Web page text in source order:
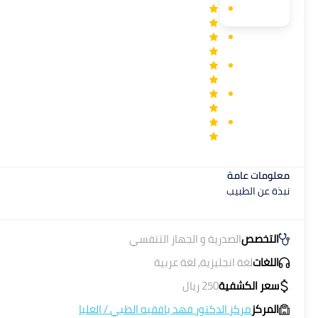
معلومات عامة
نبذة عن الطبيب
التخصصالصدرية و الجهاز التنفسي
اللغاتلغة انجليزية, لغة عربية
سعر الكشفية250ريال
المركزمركز الدكتور فهد بافقيه الطبي/العليا